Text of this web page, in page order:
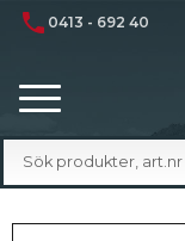
phone 0413 - 692 40